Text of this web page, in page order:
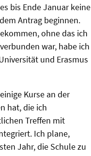
bis Ende Januar keine
Antrag beginnen.
ohne das ich
war, habe ich
und Erasmus
Kurse an der
hat, die ich
Treffen mit
Ich plane,
Jahr, die Schule zu